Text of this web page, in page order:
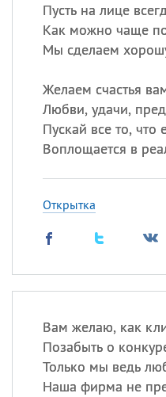
Пусть на лице
Как можно чаще
Мы сделаем
Желаем счастья
Любви, удачи,
Пускай все то, что
Воплощается в
Открытка
Вам желаю, как
Позабыть о
Только мы ведь
Наша фирма не